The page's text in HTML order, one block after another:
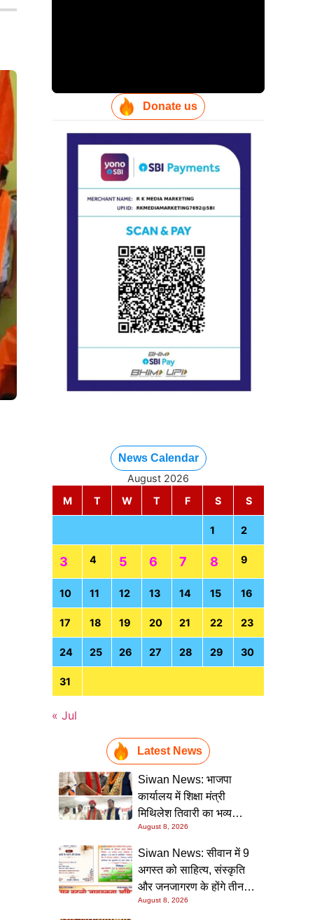
Donate us
News Calendar
August 2026
M
T W T F S S
1 2
3 4 5 6 7 8 9
10 11 12 13 14 15 16
17 18 19 20 21 22 23
24 25 26 27 28 29 30
31
« Jul
Latest News
Siwan News: भाजपा
कार्यालय में शिक्षा मंत्री
मिथिलेश तिवारी का भव्य
स्वागत, बोले- कार्यकर्ता ही
पार्टी की सबसे बड़ी ताकत
August 8, 2026
Siwan News: सीवान में 9
अगस्त को साहित्य, संस्कृति
और जनजागरण के होंगे तीन
बड़े आयोजन
August 8, 2026